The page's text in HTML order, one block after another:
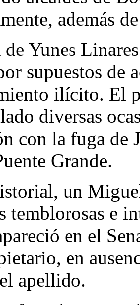
además
de Yunes
supuestos de
ilícito. El
diversas
con la fuga de
Grande.
un
temblorosas e
en el
en
apellido.